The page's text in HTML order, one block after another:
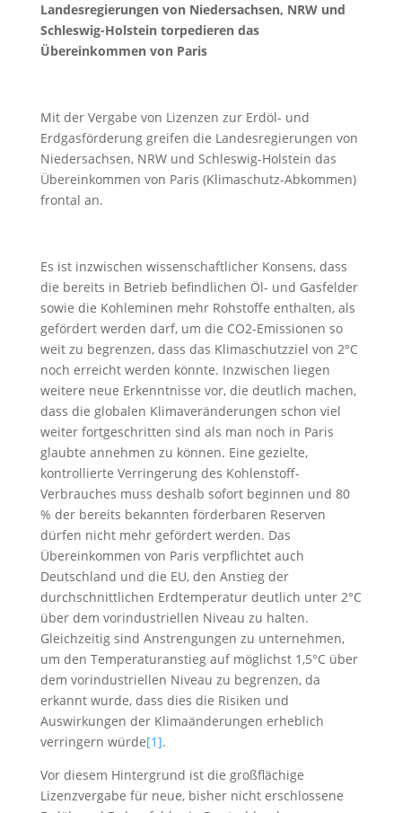
Landesregierungen von Niedersachsen, NRW und
Schleswig-Holstein torpedieren das
Übereinkommen von Paris
Mit der Vergabe von Lizenzen zur Erdöl- und
Erdgasförderung greifen die Landesregierungen von
Niedersachsen, NRW und Schleswig-Holstein das
Übereinkommen von Paris (Klimaschutz-Abkommen)
frontal an.
Es ist inzwischen wissenschaftlicher Konsens, dass
die bereits in Betrieb befindlichen Öl- und Gasfelder
sowie die Kohleminen mehr Rohstoffe enthalten, als
gefördert werden darf, um die CO2-Emissionen so
weit zu begrenzen, dass das Klimaschutzziel von 2°C
noch erreicht werden könnte. Inzwischen liegen
weitere neue Erkenntnisse vor, die deutlich machen,
dass die globalen Klimaveränderungen schon viel
weiter fortgeschritten sind als man noch in Paris
glaubte annehmen zu können. Eine gezielte,
kontrollierte Verringerung des Kohlenstoff-
Verbrauches muss deshalb sofort beginnen und 80
% der bereits bekannten förderbaren Reserven
dürfen nicht mehr gefördert werden. Das
Übereinkommen von Paris verpflichtet auch
Deutschland und die EU, den Anstieg der
durchschnittlichen Erdtemperatur deutlich unter 2°C
über dem vorindustriellen Niveau zu halten.
Gleichzeitig sind Anstrengungen zu unternehmen,
um den Temperaturanstieg auf möglichst 1,5°C über
dem vorindustriellen Niveau zu begrenzen, da
erkannt wurde, dass dies die Risiken und
Auswirkungen der Klimaänderungen erheblich
verringern würde[1].
Vor diesem Hintergrund ist die großflächige
Lizenzvergabe für neue, bisher nicht erschlossene